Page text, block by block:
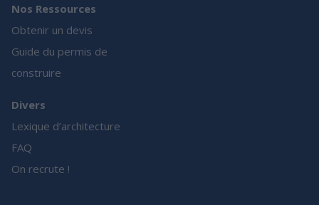
Nos Ressources
Obtenir un devis
Guide du permis de
construire
Divers
Lexique d’architecture
FAQ
On recrute !